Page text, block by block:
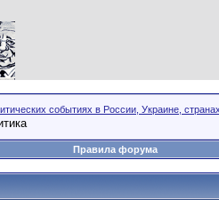
событиях в России, Украине,
Правила форума